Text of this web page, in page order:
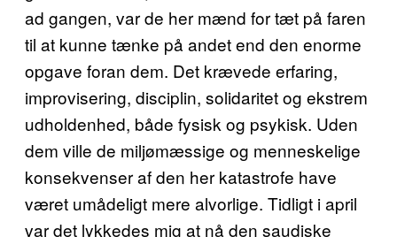
ad gangen, var de her mænd for tæt på faren
til at kunne tænke på andet end den enorme
opgave foran dem. Det krævede erfaring,
improvisering, disciplin, solidaritet og ekstrem
udholdenhed, både fysisk og psykisk. Uden
dem ville de miljømæssige og menneskelige
konsekvenser af den her katastrofe have
været umådeligt mere alvorlige. Tidligt i april
var det lykkedes mig at nå den saudiske